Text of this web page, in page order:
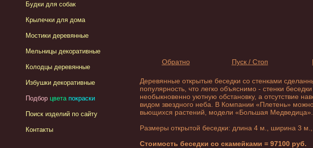
Будки для собак
Крылечки для дома
Мостики деревянные
Мельницы декоративные
Колодцы деревянные
Избушки декоративные
Подбор цвета покраски
Поиск изделий по сайту
Контакты
Обратно Пуск / Стоп
Деревянные открытые беседки со стенками
популярность, что легко объяснимо - стенки
необыкновенно уютную обстановку, а отсутствие
видом звездного неба. В Компании «Плетень» можно
вьющихся растений, модели «Большая Медведица».
Размеры открытой беседки: длина 4 м., ширина 3 м.,
Стоимость беседки со скамейками = 97100 руб.